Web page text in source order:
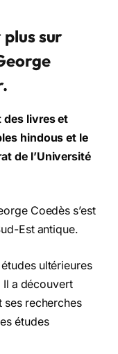
plus sur
des livres et
hindous et le
de l’Université
Coedès s’est
Est antique.
ultérieures
Il a découvert
ses recherches
études